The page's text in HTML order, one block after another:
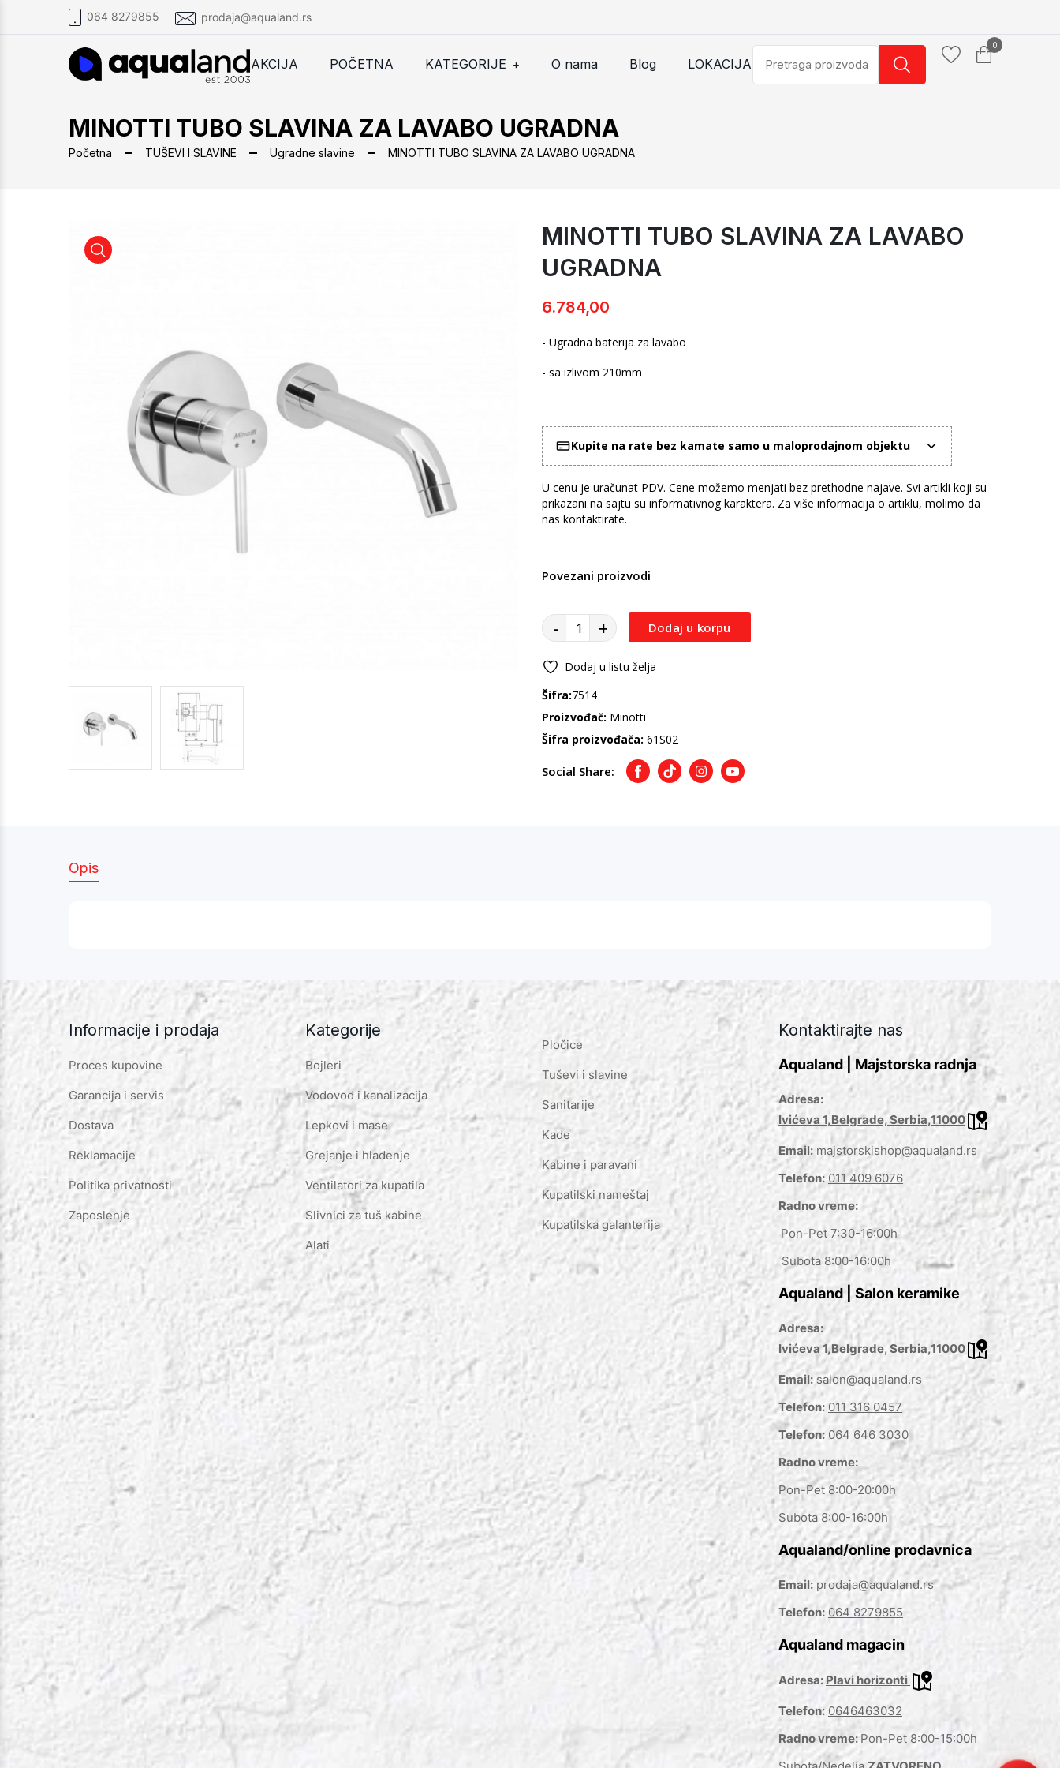
064 8279855 prodaja@aqualand.rs
AKCIJA POČETNA KATEGORIJE + O nama Blog LOKACIJA
0
MINOTTI TUBO SLAVINA ZA LAVABO UGRADNA
Početna TUŠEVI I SLAVINE Ugradne slavine MINOTTI TUBO SLAVINA ZA LAVABO UGRADNA
MINOTTI TUBO SLAVINA ZA LAVABO UGRADNA MINOTTI TUBO SLAVINA ZA LAVABO UGRADNA
MINOTTI TUBO SLAVINA ZA LAVABO
UGRADNA
6.784,00
- Ugradna baterija za lavabo
- sa izlivom 210mm
Kupite na rate bez kamate samo u maloprodajnom objektu
U cenu je uračunat PDV. Cene možemo menjati bez prethodne najave. Svi artikli koji su
prikazani na sajtu su informativnog karaktera. Za više informacija o artiklu, molimo da
nas kontaktirate.
Povezani proizvodi
- + Dodaj u korpu
Dodaj u listu želja
Šifra:7514
Proizvođač: Minotti
Šifra proizvođača: 61S02
Social Share: FacebookTikTokInstagramYoutube
Opis
Informacije i prodaja
Proces kupovine
Garancija i servis
Dostava
Reklamacije
Politika privatnosti
Zaposlenje
Kategorije
Bojleri
Vodovod i kanalizacija
Lepkovi i mase
Grejanje i hlađenje
Ventilatori za kupatila
Slivnici za tuš kabine
Alati
Pločice
Tuševi i slavine
Sanitarije
Kade
Kabine i paravani
Kupatilski nameštaj
Kupatilska galanterija
Kontaktirajte nas
Aqualand | Majstorska radnja
Adresa:
Ivićeva 1,Belgrade, Serbia,11000
Email: majstorskishop@aqualand.rs
Telefon: 011 409 6076
Radno vreme:
Pon-Pet 7:30-16:00h
Subota 8:00-16:00h
Aqualand | Salon keramike
Adresa:
Ivićeva 1,Belgrade, Serbia,11000
Email: salon@aqualand.rs
Telefon: 011 316 0457
Telefon: 064 646 3030
Radno vreme:
Pon-Pet 8:00-20:00h
Subota 8:00-16:00h
Aqualand/online prodavnica
Email: prodaja@aqualand.rs
Telefon: 064 8279855
Aqualand magacin
Adresa:Plavi horizonti
Telefon: 0646463032
Radno vreme: Pon-Pet 8:00-15:00h